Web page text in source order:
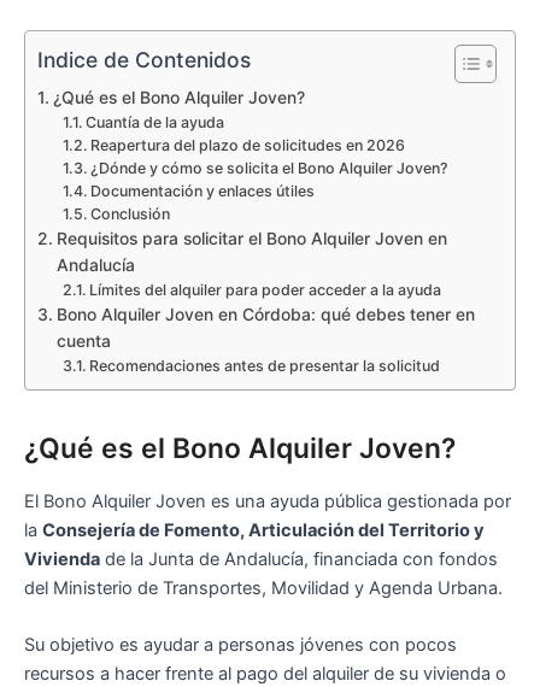
Indice de Contenidos
¿Qué es el Bono Alquiler Joven?
Cuantía de la ayuda
Reapertura del plazo de solicitudes en 2026
¿Dónde y cómo se solicita el Bono Alquiler Joven?
Documentación y enlaces útiles
Conclusión
Requisitos para solicitar el Bono Alquiler Joven en
Andalucía
Límites del alquiler para poder acceder a la ayuda
Bono Alquiler Joven en Córdoba: qué debes tener en
cuenta
Recomendaciones antes de presentar la solicitud
¿Qué es el Bono Alquiler Joven?
El Bono Alquiler Joven es una ayuda pública gestionada por
la Consejería de Fomento, Articulación del Territorio y
Vivienda de la Junta de Andalucía, financiada con fondos
del Ministerio de Transportes, Movilidad y Agenda Urbana.
Su objetivo es ayudar a personas jóvenes con pocos
recursos a hacer frente al pago del alquiler de su vivienda o